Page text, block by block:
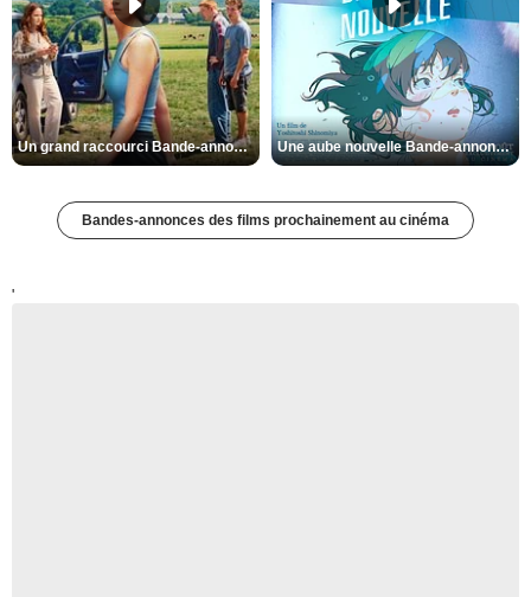
Un grand raccourci Bande-annonce VF Une aube nouvelle Bande-annonce VO STFR
Bandes-annonces des films prochainement au cinéma
'